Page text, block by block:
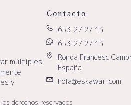
múltiples
y
Contacto
653 27 27 13
653 27 27 13
Ronda Francesc
España
hola@eskawaii.com
derechos reservados